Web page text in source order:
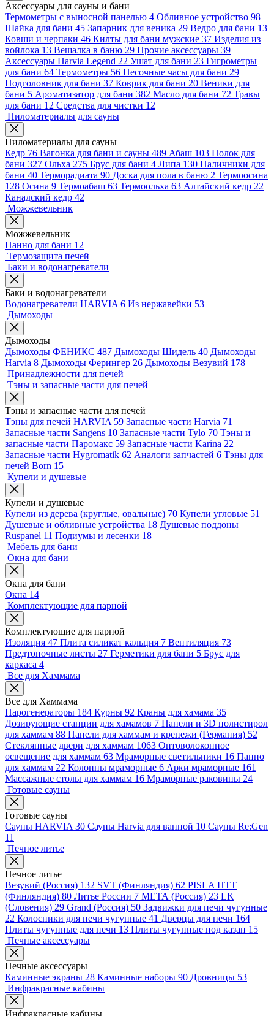
Аксессуары для сауны и бани
Термометры с выносной панелью 4 Обливное устройство 98
Шайка для бани 45 Запарник для веника 29 Ведро для бани 13
Ковши и черпаки 46 Килты для бани мужские 37 Изделия из
войлока 13 Вешалка в баню 29 Прочие аксессуары 39
Аксессуары Harvia Legend 22 Ушат для бани 23 Гигрометры
для бани 64 Термометры 56 Песочные часы для бани 29
Подголовник для бани 37 Коврик для бани 20 Веники для
бани 5 Ароматизатор для бани 382 Масло для бани 72 Травы
для бани 12 Средства для чистки 12
Пиломатериалы для сауны
Пиломатериалы для сауны
Кедр 76 Вагонка для бани и сауны 489 Абаш 103 Полок для
бани 327 Ольха 275 Брус для бани 4 Липа 130 Наличники для
бани 40 Терморадиата 90 Доска для пола в баню 2 Термоосина
128 Осина 9 Термоабаш 63 Термоольха 63 Алтайский кедр 22
Канадский кедр 42
Можжевельник
Можжевельник
Панно для бани 12
Термозащита печей
Баки и водонагреватели
Баки и водонагреватели
Водонагреватели HARVIA 6 Из нержавейки 53
Дымоходы
Дымоходы
Дымоходы ФЕНИКС 487 Дымоходы Шидель 40 Дымоходы
Harvia 8 Дымоходы Ферингер 26 Дымоходы Везувий 178
Принадлежности для печей
Тэны и запасные части для печей
Тэны и запасные части для печей
Тэны для печей HARVIA 59 Запасные части Harvia 71
Запасные части Sangens 10 Запасные части Tylo 70 Тэны и
запасные части Паромакс 59 Запасные части Karina 22
Запасные части Hygromatik 62 Аналоги запчастей 6 Тэны для
печей Born 15
Купели и душевые
Купели и душевые
Купели из дерева (круглые, овальные) 70 Купели угловые 51
Душевые и обливные устройства 18 Душевые поддоны
Ruspanel 11 Подиумы и лесенки 18
Мебель для бани
Окна для бани
Окна для бани
Окна 14
Комплектующие для парной
Комплектующие для парной
Изоляция 47 Плита силикат кальция 7 Вентиляция 73
Предтопочные листы 27 Герметики для бани 5 Брус для
каркаса 4
Все для Хаммама
Все для Хаммама
Парогенераторы 184 Курны 92 Краны для хамама 35
Дозирующие станции для хамамов 7 Панели и 3D полистирол
для хаммам 88 Панели для хаммам и крепежи (Германия) 52
Стеклянные двери для хаммам 1063 Оптоволоконное
освещение для хаммам 63 Мраморные светильники 16 Панно
для хаммам 22 Колонны мраморные 6 Арки мраморные 161
Массажные столы для хаммам 16 Мраморные раковины 24
Готовые сауны
Готовые сауны
Сауны HARVIA 30 Сауны Harvia для ванной 10 Сауны Re:Gen
11
Печное литье
Печное литье
Везувий (Россия) 132 SVT (Финляндия) 62 PISLA HTT
(Финляндия) 80 Литье России 7 МЕТА (Россия) 23 LK
(Словения) 29 Grand (Россия) 50 Задвижки для печи чугунные
22 Колосники для печи чугунные 41 Дверцы для печи 164
Плиты чугунные для печи 13 Плиты чугунные под казан 15
Печные аксессуары
Печные аксессуары
Каминные экраны 28 Каминные наборы 90 Дровницы 53
Инфракрасные кабины
Инфракрасные кабины